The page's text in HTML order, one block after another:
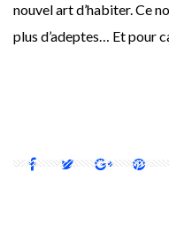
nouvel art d’habiter. Ce
plus d’adeptes… Et pour